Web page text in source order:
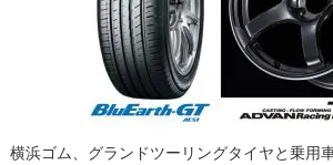
横浜ゴム、グランドツーリングタイヤと乗用